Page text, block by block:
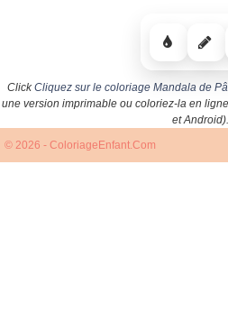
ClickCliquez sur le coloriage Mandala de
une version imprimable ou coloriez-la en
et Android).
© 2026 - ColoriageEnfant.Com